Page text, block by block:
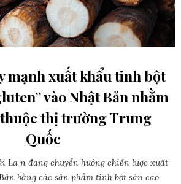
mạnh xuất khẩu tinh bột
vào Nhật Bản nhằm
thị trường Trung
Quốc
La n đang chuyển hướng chiến lược xuất
bằng các sản phẩm tinh bột sắn cao